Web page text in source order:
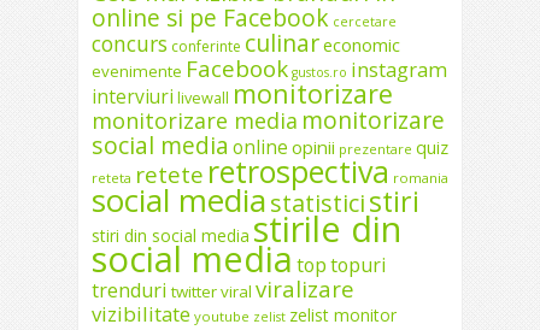
online si pe Facebook cercetare
concurs conferinte culinareconomic
evenimente Facebook gustos.ro instagram
interviuri livewall monitorizare
monitorizare media monitorizare
social media online opinii prezentare quiz
reteta retete retrospectiva romania
social mediastatisticistiri
stiri din social media stirile din
social media toptopuri
trenduri twitterviral viralizare
vizibilitate youtube zelist zelist monitor